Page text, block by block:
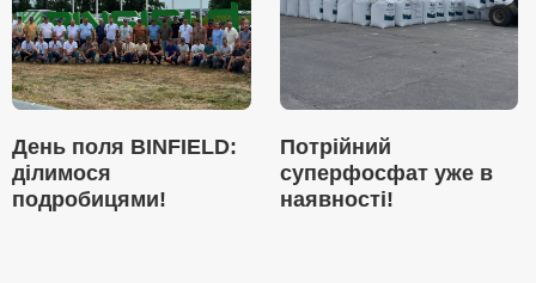
День поля BINFIELD:
ділимося
подробицями!
Потрійний
суперфосфат уже в
наявності!